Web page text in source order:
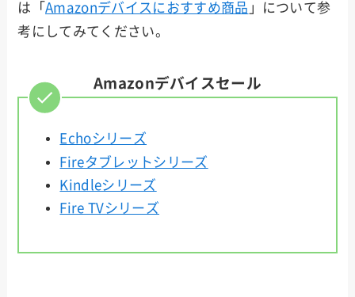
は「 Amazonデバイスにおすすめ商品 」について参
考にしてみてください。
Amazonデバイスセール
Echoシリーズ
Fireタブレットシリーズ
Kindleシリーズ
Fire TVシリーズ